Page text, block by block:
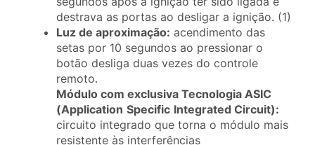
destrava as portas ao desligar a ignição. (1)
Luz de aproximação: acendimento das
setas por 10 segundos ao pressionar o
botão desliga duas vezes do controle
remoto.
Módulo com exclusiva Tecnologia ASIC
(Application Specific Integrated Circuit):
circuito integrado que torna o módulo mais
resistente às interferências